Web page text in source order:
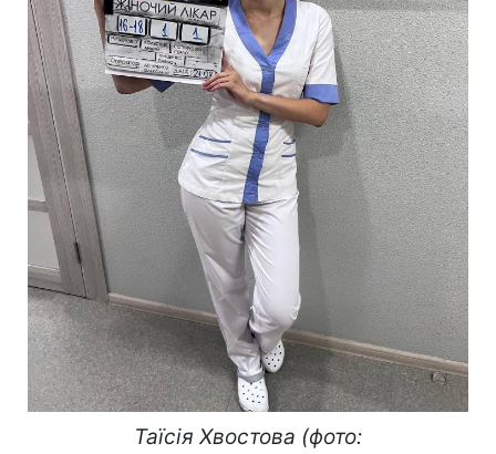
Таїсія Хвостова (фото: